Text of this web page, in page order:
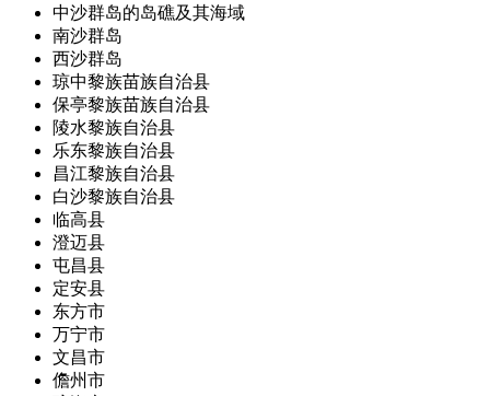
中沙群岛的岛礁及其海域
南沙群岛
西沙群岛
琼中黎族苗族自治县
保亭黎族苗族自治县
陵水黎族自治县
乐东黎族自治县
昌江黎族自治县
白沙黎族自治县
临高县
澄迈县
屯昌县
定安县
东方市
万宁市
文昌市
儋州市